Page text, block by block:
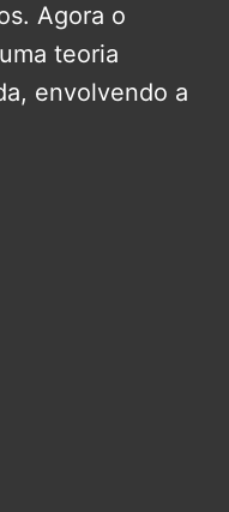
Agora o
teoria
envolvendo a